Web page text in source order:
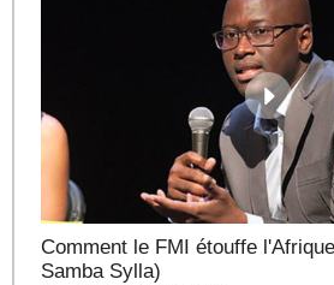
Comment le FMI étouffe
Samba Sylla)